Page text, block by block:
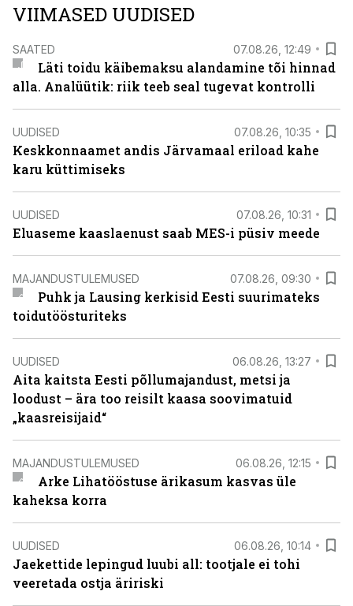
VIIMASED UUDISED
SAATED 07.08.26, 12:49
Läti toidu käibemaksu alandamine tõi hinnad
alla. Analüütik: riik teeb seal tugevat kontrolli
UUDISED 07.08.26, 10:35
Keskkonnaamet andis Järvamaal eriload kahe
karu küttimiseks
UUDISED 07.08.26, 10:31
Eluaseme kaaslaenust saab MES-i püsiv meede
MAJANDUSTULEMUSED 07.08.26, 09:30
Puhk ja Lausing kerkisid Eesti suurimateks
toidutöösturiteks
UUDISED 06.08.26, 13:27
Aita kaitsta Eesti põllumajandust, metsi ja
loodust – ära too reisilt kaasa soovimatuid
„kaasreisijaid“
MAJANDUSTULEMUSED 06.08.26, 12:15
Arke Lihatööstuse ärikasum kasvas üle
kaheksa korra
UUDISED 06.08.26, 10:14
Jaekettide lepingud luubi all: tootjale ei tohi
veeretada ostja äririski